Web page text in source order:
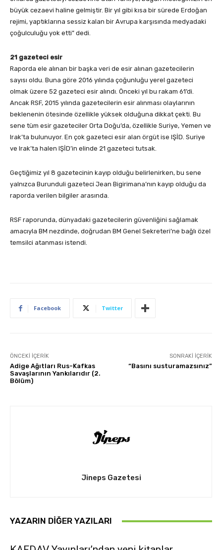
büyük cezaevi haline gelmiştir. Bir yıl gibi kısa bir sürede Erdoğan
rejimi, yaptıklarına sessiz kalan bir Avrupa karşısında medyadaki
çoğulculuğu yok etti” dedi.
21 gazeteci esir
Raporda ele alınan bir başka veri de esir alınan gazetecilerin
sayısı oldu. Buna göre 2016 yılında çoğunluğu yerel gazeteci
olmak üzere 52 gazeteci esir alındı. Önceki yıl bu rakam 61’di.
Ancak RSF, 2015 yılında gazetecilerin esir alınması olaylarının
beklenenin ötesinde özellikle yüksek olduğuna dikkat çekti. Bu
sene tüm esir gazeteciler Orta Doğu’da, özellikle Suriye, Yemen ve
Irak’ta bulunuyor. En çok gazeteci esir alan örgüt ise IŞİD. Suriye
ve Irak’ta halen IŞİD’in elinde 21 gazeteci tutsak.
Geçtiğimiz yıl 8 gazetecinin kayıp olduğu belirlenirken, bu sene
yalnızca Burunduli gazeteci Jean Bigirimana’nın kayıp olduğu da
raporda verilen bilgiler arasında.
RSF raporunda, dünyadaki gazetecilerin güvenliğini sağlamak
amacıyla BM nezdinde, doğrudan BM Genel Sekreteri’ne bağlı özel
temsilci atanması istendi.
Facebook Twitter
ÖNCEKI İÇERIK
Adige Ağıtları Rus-Kafkas
Savaşlarının Yankılarıdır (2.
Bölüm)
SONRAKI İÇERIK
“Basını susturamazsınız”
Jineps Gazetesi
YAZARIN DIĞER YAZILARI